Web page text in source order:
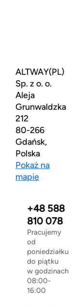
ALTWAY(PL)
Sp. z o. o.
Aleja
Grunwaldzka
212
80-266
Gdańsk,
Polska
Pokaż na
mapie
+48 588
810 078
Pracujemy
od
poniedziałku
do piątku
w godzinach
08:00-
16:00